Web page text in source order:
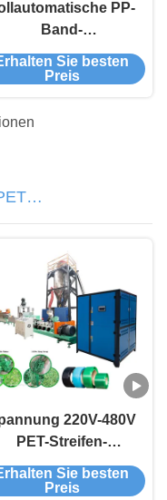
PP-
Band-
Extrusionsleitung
mm Toleranz für
Sie besten
Preis
220V-480V
PET-Streifen-
für Strip-
Sie besten
Preis